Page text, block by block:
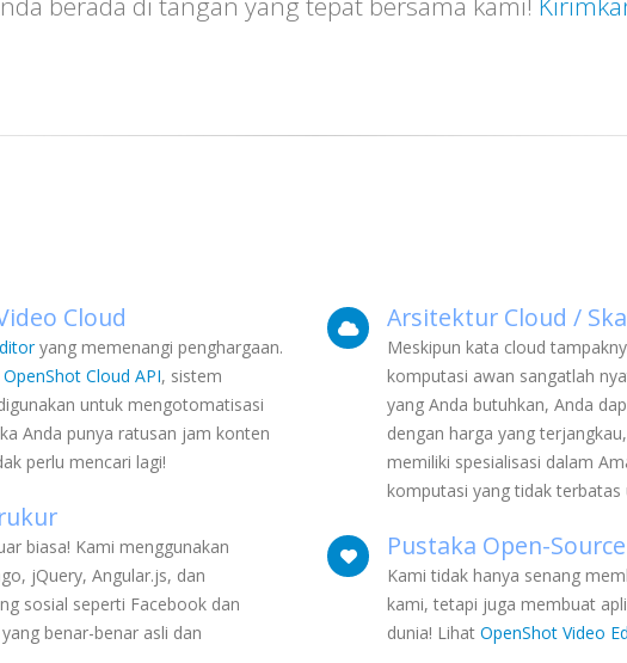
Cloud
yang memenangi penghargaan.
OpenShot Cloud API, sistem
untuk mengotomatisasi
Anda punya ratusan jam konten
perlu mencari lagi!
biasa! Kami menggunakan
jQuery, Angular.js, dan
sosial seperti Facebook dan
benar-benar asli dan
Arsitektur Cloud /
Meskipun kata cloud
komputasi awan sangatlah
yang Anda butuhkan, Anda
dengan harga yang
memiliki spesialisasi dalam
komputasi yang tidak terbatas
Pustaka Open-
Kami tidak hanya senang
kami, tetapi juga membuat
dunia! Lihat OpenShot Video